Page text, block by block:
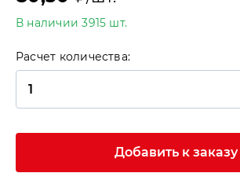
В наличии 3915 шт.
Расчет количества:
Добавить к заказу